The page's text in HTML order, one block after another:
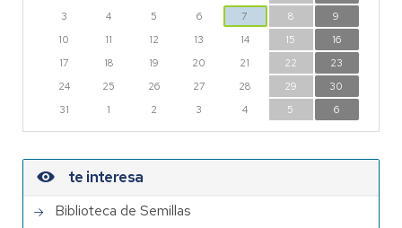
3
4 5 6 7 8
9
10
11 12 13 14 15
16
17
18 19 20 21 22
23
24
25 26 27 28 29
30
31
1 2 3 4 5 6
te interesa
Biblioteca de Semillas